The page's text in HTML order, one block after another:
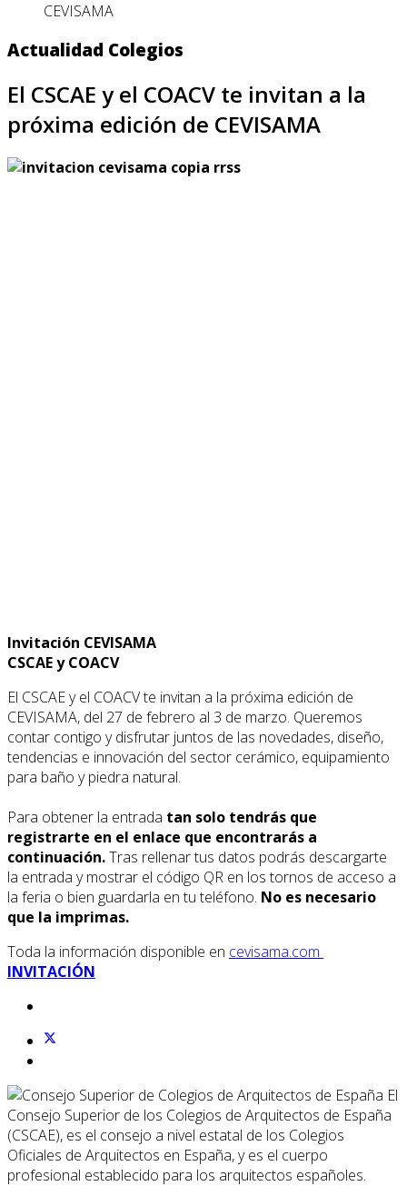
CEVISAMA
Actualidad Colegios
El CSCAE y el COACV te invitan a la
próxima edición de CEVISAMA
Invitación CEVISAMA
CSCAE y COACV
El CSCAE y el COACV te invitan a la próxima edición de
CEVISAMA, del 27 de febrero al 3 de marzo. Queremos
contar contigo y disfrutar juntos de las novedades, diseño,
tendencias e innovación del sector cerámico, equipamiento
para baño y piedra natural.
Para obtener la entrada tan solo tendrás que
registrarte en el enlace que encontrarás a
continuación.Tras rellenar tus datos podrás descargarte
la entrada y mostrar el código QR en los tornos de acceso a
la feria o bien guardarla en tu teléfono. No es necesario
que la imprimas.
Toda la información disponible en cevisama.com
INVITACIÓN
El
Consejo Superior de los Colegios de Arquitectos de España
(CSCAE), es el consejo a nivel estatal de los Colegios
Oficiales de Arquitectos en España, y es el cuerpo
profesional establecido para los arquitectos españoles.